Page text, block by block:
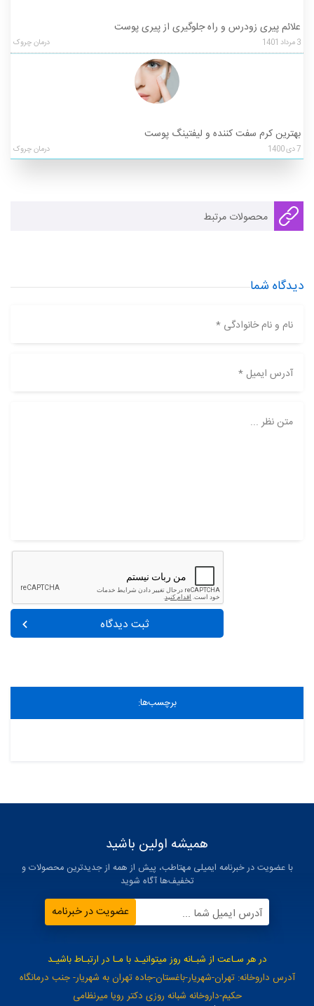
علائم پیری زودرس و راه جلوگیری از پیری پوست
3مرداد 1401 درمان چروک
بهترین کرم سفت کننده و لیفتینگ پوست
7دی1400 درمان چروک
محصولات مرتبط
دیدگاه شما
نام و نام خانوادگی *
آدرس ایمیل *
متن نظر ...
ثبت دیدگاه
برچسب‌ها:
همیشه اولین باشید
با عضویت در خبرنامه ایمیلی مهتاطب، پیش از همه از جدیدترین محصولات و
تخفیف‌ها آگاه شوید
آدرس ایمیل شما ... عضویت در خبرنامه
در هر سـاعت از شبـانه روز میتوانیـد با مـا در ارتبـاط باشیـد
آدرس داروخانه: تهران-شهریار-باغستان-جاده تهران به شهریار- جنب درمانگاه
حکیم-داروخانه شبانه روزی دکتر رویا میرنظامی